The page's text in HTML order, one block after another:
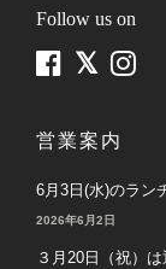
Follow us on
営業案内
6月3日(水)のラン
2026年6月2日
３月20日（祝）